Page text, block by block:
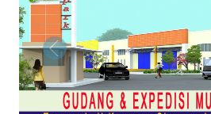
g
a
t
i
o
n
Pergudangan